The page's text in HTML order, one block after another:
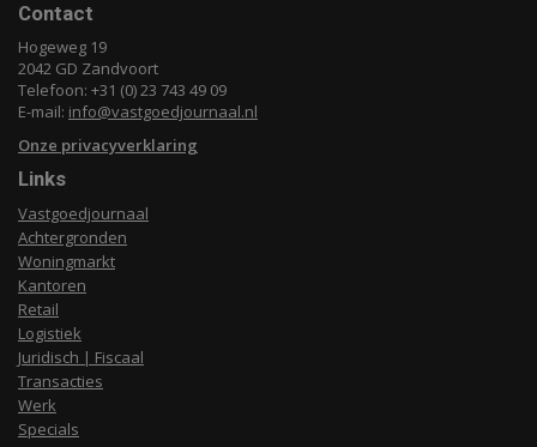
Contact
Hogeweg 19
2042 GD Zandvoort
Telefoon: +31 (0) 23 743 49 09
E-mail: info@vastgoedjournaal.nl
Onze privacyverklaring
Links
Vastgoedjournaal
Achtergronden
Woningmarkt
Kantoren
Retail
Logistiek
Juridisch | Fiscaal
Transacties
Werk
Specials